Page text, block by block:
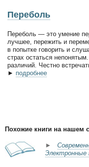
Переболь
Переболь — это умение
лучшее, пережить и
в попытке говорить и
страх остаться
различий. Честно
► подробнее
Похожие книги на нашем
►
Электронные